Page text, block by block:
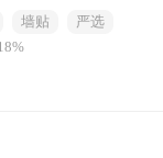
墙贴
严选